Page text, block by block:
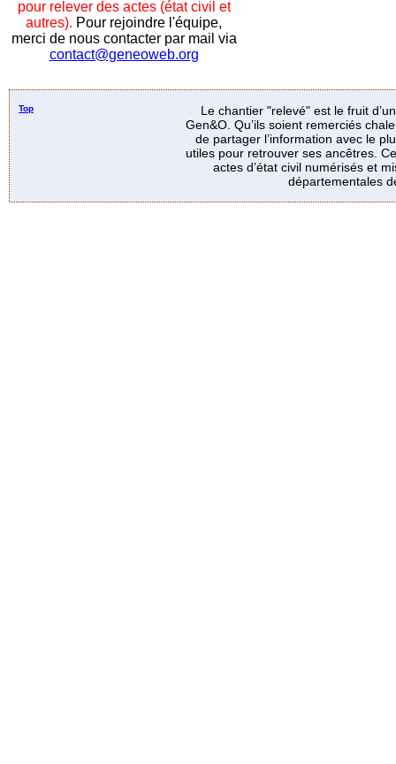
pour relever des actes (état civil et
autres). Pour rejoindre l'équipe,
merci de nous contacter par mail via
contact@geneoweb.org
Top
Le chantier "relevé" est le fruit
Gen&O. Qu’ils soient remerciés
de partager l’information avec le
utiles pour retrouver ses ancêtres.
actes d’état civil numérisés et
départementales